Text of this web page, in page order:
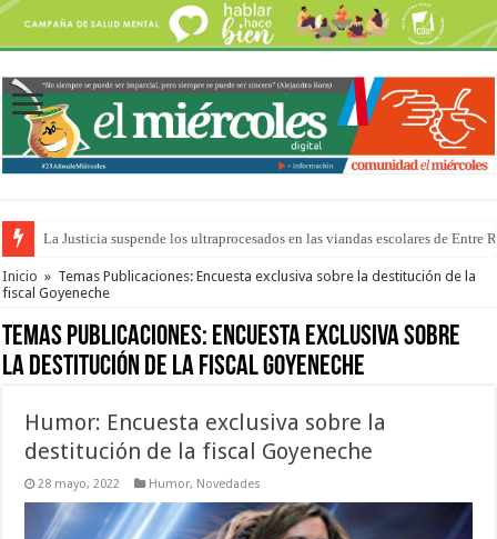
Se presentará la obra “La Runfla de los Macanos”
Inicio » Temas Publicaciones: Encuesta exclusiva sobre la destitución de la
fiscal Goyeneche
Temas Publicaciones: Encuesta exclusiva sobre
la destitución de la fiscal Goyeneche
Humor: Encuesta exclusiva sobre la
destitución de la fiscal Goyeneche
28 mayo, 2022 Humor, Novedades